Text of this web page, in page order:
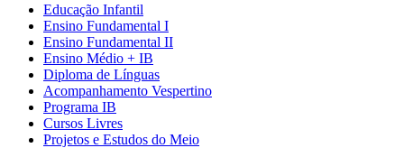
Educação Infantil
Ensino Fundamental I
Ensino Fundamental II
Ensino Médio + IB
Diploma de Línguas
Acompanhamento Vespertino
Programa IB
Cursos Livres
Projetos e Estudos do Meio